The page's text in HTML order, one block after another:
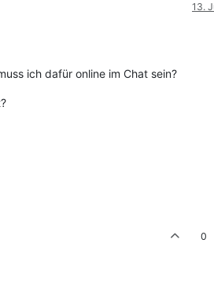
13.
ich dafür online im Chat sein?
0